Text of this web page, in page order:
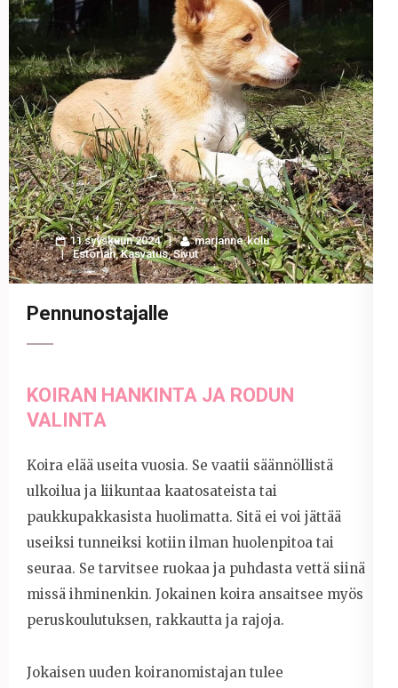
11 syyskuun 2024
marianne.kolu
Estorian,Kasvatus,Sivut
Pennunostajalle
KOIRAN HANKINTA JA RODUN
VALINTA
Koira elää useita vuosia. Se vaatii säännöllistä
ulkoilua ja liikuntaa kaatosateista tai
paukkupakkasista huolimatta. Sitä ei voi jättää
useiksi tunneiksi kotiin ilman huolenpitoa tai
seuraa. Se tarvitsee ruokaa ja puhdasta vettä siinä
missä ihminenkin. Jokainen koira ansaitsee myös
peruskoulutuksen, rakkautta ja rajoja.
Jokaisen uuden koiranomistajan tulee